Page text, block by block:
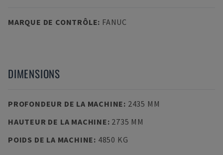
MARQUE DE CONTRÔLE: FANUC
DIMENSIONS
PROFONDEUR DE LA MACHINE: 2435 MM
HAUTEUR DE LA MACHINE: 2735 MM
POIDS DE LA MACHINE: 4850 KG